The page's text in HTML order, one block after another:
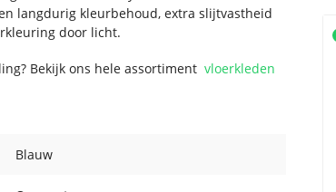
langdurig kleurbehoud, extra slijtvastheid
door licht.
Bekijk ons hele assortimentvloerkleden
Blauw